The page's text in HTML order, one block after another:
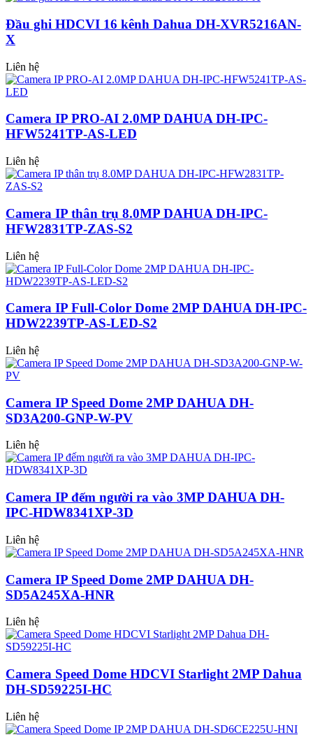
Đầu ghi HDCVI 16 kênh Dahua DH-XVR5216AN-
X
Liên hệ
Camera IP PRO-AI 2.0MP DAHUA DH-IPC-
HFW5241TP-AS-LED
Liên hệ
Camera IP thân trụ 8.0MP DAHUA DH-IPC-
HFW2831TP-ZAS-S2
Liên hệ
Camera IP Full-Color Dome 2MP DAHUA DH-IPC-
HDW2239TP-AS-LED-S2
Liên hệ
Camera IP Speed Dome 2MP DAHUA DH-
SD3A200-GNP-W-PV
Liên hệ
Camera IP đếm người ra vào 3MP DAHUA DH-
IPC-HDW8341XP-3D
Liên hệ
Camera IP Speed Dome 2MP DAHUA DH-
SD5A245XA-HNR
Liên hệ
Camera Speed Dome HDCVI Starlight 2MP Dahua
DH-SD59225I-HC
Liên hệ